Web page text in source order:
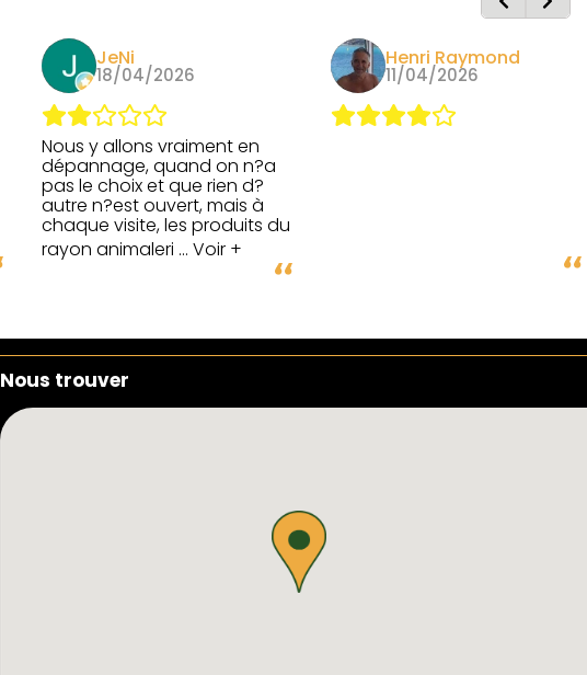
JeNi
18/04/2026
Nous y allons vraiment en
dépannage, quand on n?a
pas le choix et que rien d?
autre n?est ouvert, mais à
chaque visite, les produits du
rayon animaleri ... Voir +
Henri Raymond
11/04/2026
Nous trouver